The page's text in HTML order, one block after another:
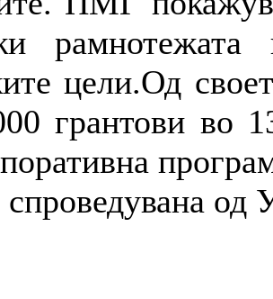
рамнотежата
цели.Од
грантови во